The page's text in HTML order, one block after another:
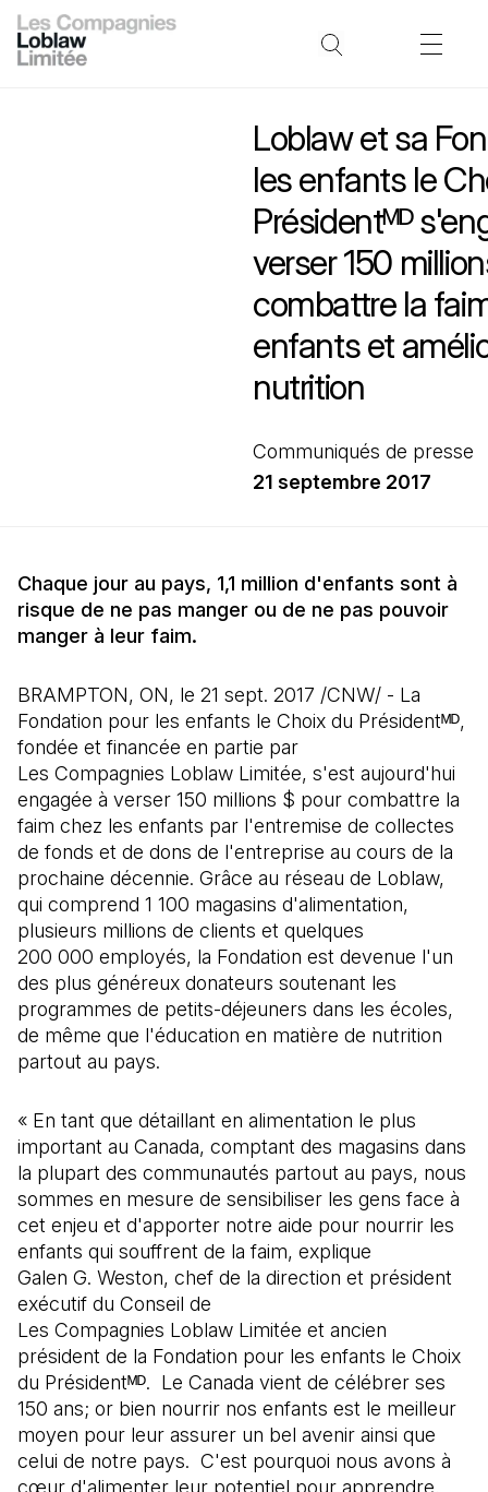
Loblaw et sa
les enfants le
Présidentᴹᴰ
verser 150
combattre la
enfants et
nutrition
Communiqués de presse
21 septembre 2017
Chaque jour au pays, 1,1 million d'enfants sont à
risque de ne pas manger ou de ne pas pouvoir
manger à leur faim.
BRAMPTON, ON, le 21 sept. 2017 /CNW/ - La
Fondation pour les enfants le Choix du Présidentᴹᴰ,
fondée et financée en partie par
Les Compagnies Loblaw Limitée, s'est aujourd'hui
engagée à verser 150 millions $ pour combattre la
faim chez les enfants par l'entremise de collectes
de fonds et de dons de l'entreprise au cours de la
prochaine décennie. Grâce au réseau de Loblaw,
qui comprend 1 100 magasins d'alimentation,
plusieurs millions de clients et quelques
200 000 employés, la Fondation est devenue l'un
des plus généreux donateurs soutenant les
programmes de petits-déjeuners dans les écoles,
de même que l'éducation en matière de nutrition
partout au pays.
« En tant que détaillant en alimentation le plus
important au Canada, comptant des magasins dans
la plupart des communautés partout au pays, nous
sommes en mesure de sensibiliser les gens face à
cet enjeu et d'apporter notre aide pour nourrir les
enfants qui souffrent de la faim, explique
Galen G. Weston, chef de la direction et président
exécutif du Conseil de
Les Compagnies Loblaw Limitée et ancien
président de la Fondation pour les enfants le Choix
du Présidentᴹᴰ. Le Canada vient de célébrer ses
150 ans; or bien nourrir nos enfants est le meilleur
moyen pour leur assurer un bel avenir ainsi que
celui de notre pays. C'est pourquoi nous avons à
cœur d'alimenter leur potentiel pour apprendre,